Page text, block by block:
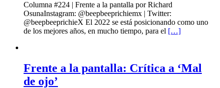
Columna #224 | Frente a la pantalla por Richard
OsunaInstagram: @beepbeeprichiemx | Twitter:
@beepbeeprichieX El 2022 se está posicionando como uno
de los mejores años, en mucho tiempo, para el […]
Frente a la pantalla: Crítica a ‘Mal
de ojo’